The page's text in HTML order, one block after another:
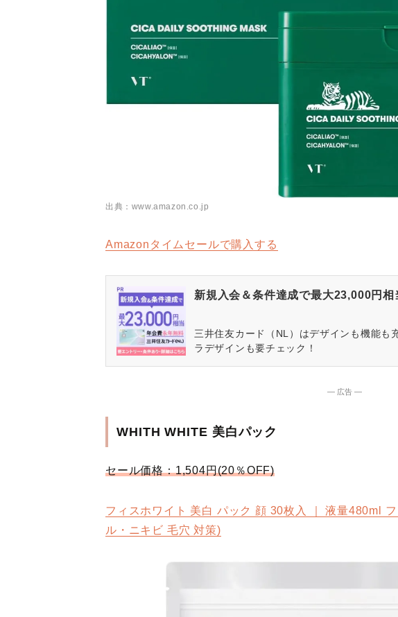
出典：www.amazon.co.jp
Amazonタイムセールで購入する
新規入会＆条件達成で最大23,000円相
三井住友カード（NL）はデザインも機能も
ラデザインも要チェック！
― 広告 ―
WHITH WHITE 美白パック
セール価格：1,504円(20％OFF)
フィスホワイト 美白 パック 顔 30枚入 ｜ 液量480ml
ル・ニキビ 毛穴 対策)